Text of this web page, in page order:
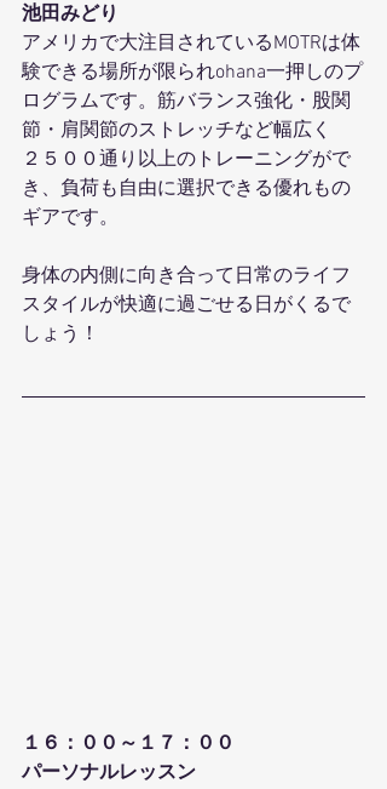
池田みどり
アメリカで大注目されているMOTRは体
験できる場所が限られohana一押しのプ
ログラムです。筋バランス強化・股関
節・肩関節のストレッチなど幅広く
２５００通り以上のトレーニングがで
き、負荷も自由に選択できる優れもの
ギアです。
身体の内側に向き合って日常のライフ
スタイルが快適に過ごせる日がくるで
しょう！
１６：００～１７：００
パーソナルレッスン